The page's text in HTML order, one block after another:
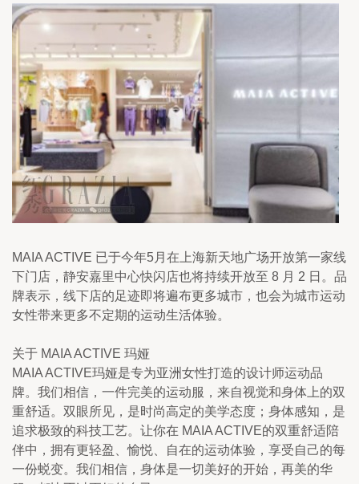
MAIA ACTIVE 已于今年5月在上海新天地广场开放第一家线
下门店，静安嘉里中心快闪店也将持续开放至 8 月 2 日。品
牌表示，线下店的足迹即将遍布更多城市，也会为城市运动
女性带来更多不定期的运动生活体验。
关于 MAIA ACTIVE 玛娅
MAIA ACTIVE玛娅是专为亚洲女性打造的设计师运动品
牌。我们相信，一件完美的运动服，来自视觉和身体上的双
重舒适。双眼所见，是时尚高定的美学态度；身体感知，是
追求极致的科技工艺。让你在 MAIA ACTIVE的双重舒适陪
伴中，拥有更轻盈、愉悦、自在的运动体验，享受自己的每
一份蜕变。我们相信，身体是一切美好的开始，再美的华